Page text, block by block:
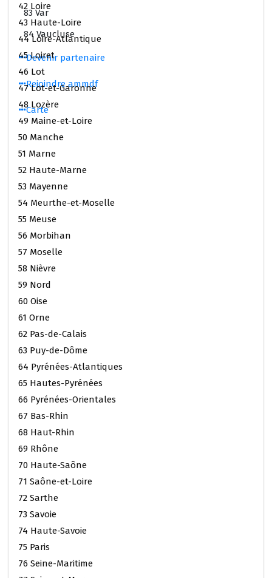
83 Var
84 Vaucluse
Devenir partenaire
Rejoindre ammdf
Carte
42 Loire
43 Haute-Loire
44 Loire-Atlantique
45 Loiret
46 Lot
47 Lot-et-Garonne
48 Lozère
49 Maine-et-Loire
50 Manche
51 Marne
52 Haute-Marne
53 Mayenne
54 Meurthe-et-Moselle
55 Meuse
56 Morbihan
57 Moselle
58 Nièvre
59 Nord
60 Oise
61 Orne
62 Pas-de-Calais
63 Puy-de-Dôme
64 Pyrénées-Atlantiques
65 Hautes-Pyrénées
66 Pyrénées-Orientales
67 Bas-Rhin
68 Haut-Rhin
69 Rhône
70 Haute-Saône
71 Saône-et-Loire
72 Sarthe
73 Savoie
74 Haute-Savoie
75 Paris
76 Seine-Maritime